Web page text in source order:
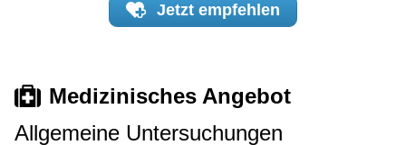
Jetzt empfehlen
Medizinisches Angebot
Allgemeine Untersuchungen